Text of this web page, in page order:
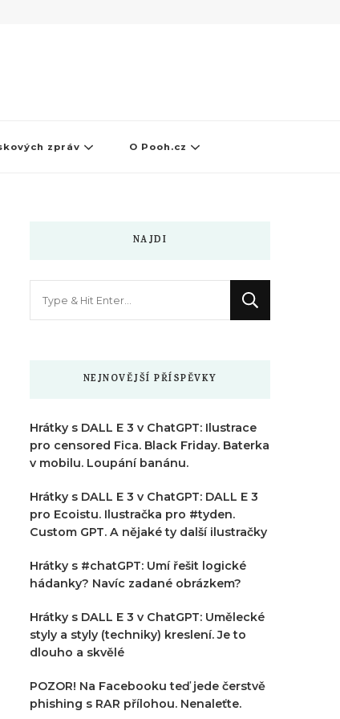
zpráv O Pooh.cz
NAJDI
NEJNOVĚJŠÍ PŘÍSPĚVKY
Hrátky s DALL E 3 v ChatGPT: Ilustrace
pro censored Fica. Black Friday. Baterka
v mobilu. Loupání banánu.
Hrátky s DALL E 3 v ChatGPT: DALL E 3
pro Ecoistu. Ilustračka pro #tyden.
Custom GPT. A nějaké ty další ilustračky
Hrátky s #chatGPT: Umí řešit logické
hádanky? Navíc zadané obrázkem?
Hrátky s DALL E 3 v ChatGPT: Umělecké
styly a styly (techniky) kreslení. Je to
dlouho a skvělé
POZOR! Na Facebooku teď jede čerstvě
phishing s RAR přílohou. Nenaleťte.